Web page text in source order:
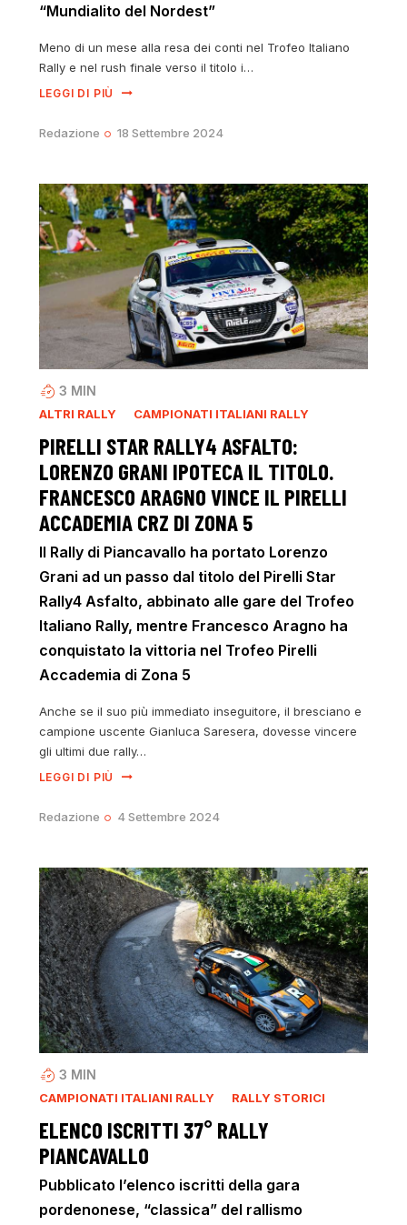
“Mundialito del Nordest”
Meno di un mese alla resa dei conti nel Trofeo Italiano
Rally e nel rush finale verso il titolo i…
LEGGI DI PIÙ
Redazione 18 Settembre 2024
3 MIN
ALTRI RALLY CAMPIONATI ITALIANI RALLY
PIRELLI STAR RALLY4 ASFALTO:
LORENZO GRANI IPOTECA IL TITOLO.
FRANCESCO ARAGNO VINCE IL PIRELLI
ACCADEMIA CRZ DI ZONA 5
Il Rally di Piancavallo ha portato Lorenzo
Grani ad un passo dal titolo del Pirelli Star
Rally4 Asfalto, abbinato alle gare del Trofeo
Italiano Rally, mentre Francesco Aragno ha
conquistato la vittoria nel Trofeo Pirelli
Accademia di Zona 5
Anche se il suo più immediato inseguitore, il bresciano e
campione uscente Gianluca Saresera, dovesse vincere
gli ultimi due rally…
LEGGI DI PIÙ
Redazione 4 Settembre 2024
3 MIN
CAMPIONATI ITALIANI RALLY RALLY STORICI
ELENCO ISCRITTI 37° RALLY
PIANCAVALLO
Pubblicato l’elenco iscritti della gara
pordenonese, “classica” del rallismo